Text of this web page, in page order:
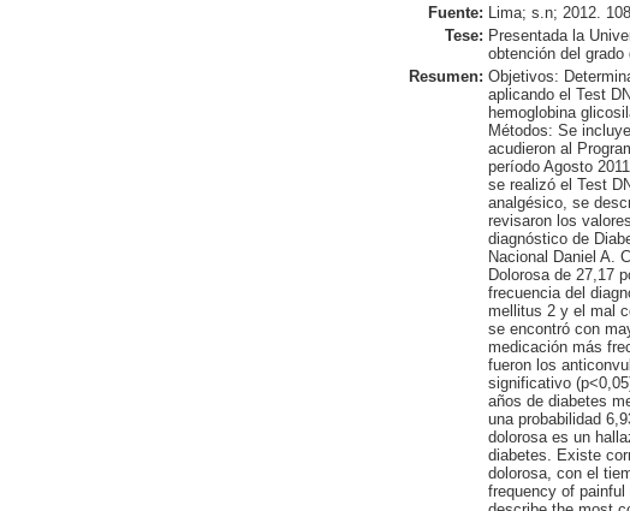
Fuente:
Lima; s.n; 2012.
Tese: Presentada la
obtención del grado
Resumen: Objetivos:
aplicando el Test
hemoglobina
Métodos: Se
acudieron al
período Agosto
se realizó el Test
analgésico, se
revisaron los
diagnóstico de
Nacional Daniel A.
Dolorosa de 27,17
frecuencia del
mellitus 2 y el mal
se encontró con
medicación más
fueron los
significativo
años de diabetes
una probabilidad
dolorosa es un
diabetes. Existe
dolorosa, con el
frequency of